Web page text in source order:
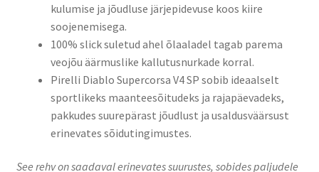
kulumise ja jõudluse järjepidevuse koos kiire
soojenemisega.​
100% slick suletud ahel õlaaladel tagab parema
veojõu äärmuslike kallutusnurkade korral.​
Pirelli Diablo Supercorsa V4 SP sobib ideaalselt
sportlikeks maanteesõitudeks ja rajapäevadeks,
pakkudes suurepärast jõudlust ja usaldusväärsust
erinevates sõidutingimustes.
See rehv on saadaval erinevates suurustes, sobides paljudele